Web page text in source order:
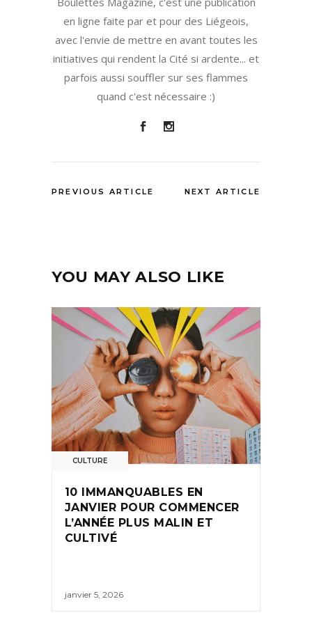
en ligne faite par et pour des Liégeois,
avec l'envie de mettre en avant toutes les
initiatives qui rendent la Cité si ardente... et
parfois aussi souffler sur ses flammes
quand c'est nécessaire :)
PREVIOUS ARTICLE NEXT ARTICLE
YOU MAY ALSO LIKE
CULTURE
10 IMMANQUABLES EN
JANVIER POUR COMMENCER
L’ANNÉE PLUS MALIN ET
CULTIVÉ
janvier 5, 2026